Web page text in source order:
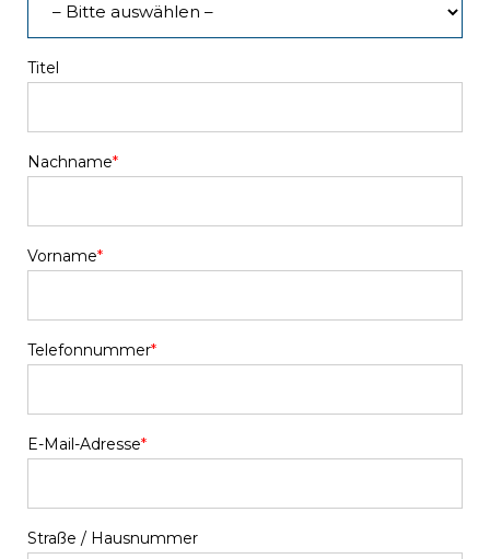
Titel
Nachname*
Vorname*
Telefonnummer*
E-Mail-Adresse*
Straße / Hausnummer